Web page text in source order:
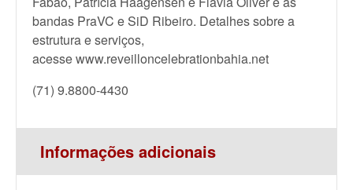
bandas PraVC e SiD Ribeiro. Detalhes sobre a
estrutura e serviços,
acesse www.reveilloncelebrationbahia.net
(71) 9.8800-4430
Informações adicionais